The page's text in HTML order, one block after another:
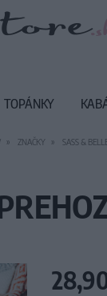
ZNAČKY SASS &
TOPÁNKY